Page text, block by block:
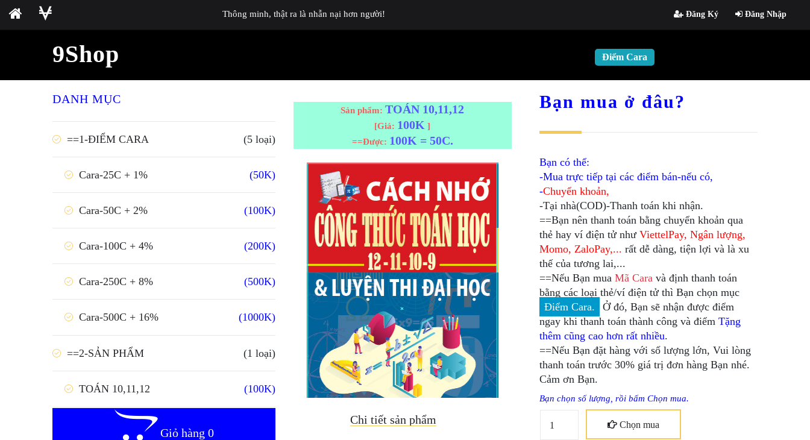
Thông minh, thật ra là nhẫn nại hơn người! Đăng Ký Đăng Nhập
9Shop Điểm Cara
Sản phẩm:TOÁN 10,11,12
[Giá: 100K ]
==Được: 100K = 50C.
Chi tiết sản phẩm
Bạn mua ở đâu?
Bạn có thể:
-Mua trực tiếp tại các điểm bán-nếu có,
-Chuyển khoản,
-Tại nhà(COD)-Thanh toán khi nhận.
==Bạn nên thanh toán bằng chuyển khoản qua
thẻ hay ví điện tử nhưViettelPay, Ngân lượng,
Momo, ZaloPay,... rất dễ dàng, tiện lợi và là xu
thế của tương lai,...
==Nếu Bạn muaMã Cara và định thanh toán
bằng các loại thẻ/ví điện tử thì Bạn chọn mục
Điểm Cara.
Ở đó, Bạn sẽ nhận được điểm
ngay khi thanh toán thành công và điểmTặng
thêm cũng cao hơn rất nhiều.
==Nếu Bạn đặt hàng với số lượng lớn, Vui lòng
thanh toán trước 30% giá trị đơn hàng Bạn nhé.
Cảm ơn Bạn.
Bạn chọn số lượng, rồi bấm Chọn mua.
Chọn mua
DANH MỤC
==1-ĐIỂM CARA (5 loại)
Cara-25C + 1% (50K)
Cara-50C + 2% (100K)
Cara-100C + 4% (200K)
Cara-250C + 8% (500K)
Cara-500C + 16% (1000K)
==2-SẢN PHẨM (1 loại)
TOÁN 10,11,12 (100K)
Giỏ hàng 0